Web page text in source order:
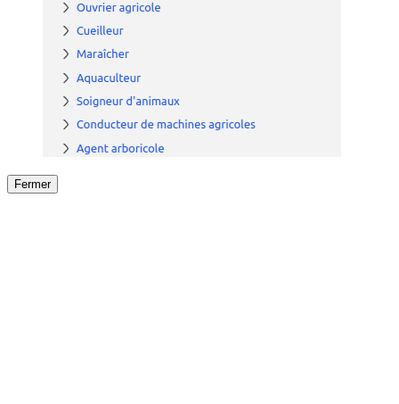
Fermer